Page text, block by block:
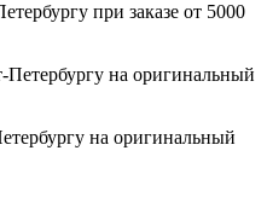
при заказе от 5000
на оригинальный